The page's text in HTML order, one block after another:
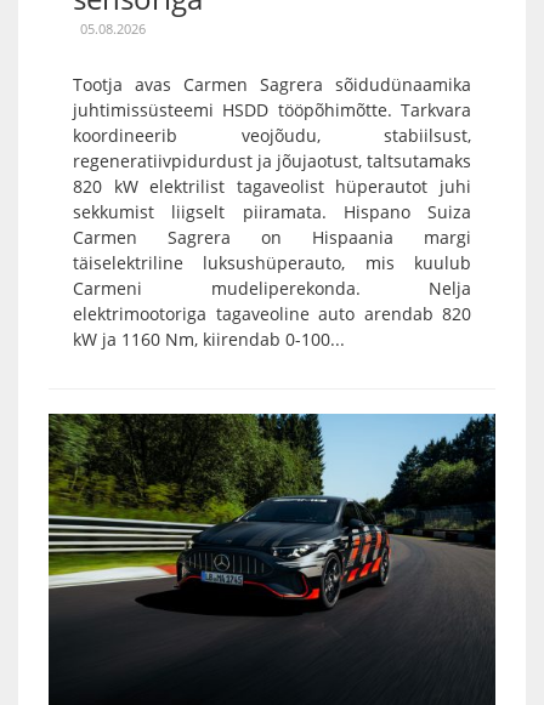
05.08.2026
Tootja avas Carmen Sagrera sõidudünaamika
juhtimissüsteemi HSDD tööpõhimõtte. Tarkvara
koordineerib veojõudu, stabiilsust,
regeneratiivpidurdust ja jõujaotust, taltsutamaks
820 kW elektrilist tagaveolist hüperautot juhi
sekkumist liigselt piiramata. Hispano Suiza
Carmen Sagrera on Hispaania margi
täiselektriline luksushüperauto, mis kuulub
Carmeni mudeliperekonda. Nelja
elektrimootoriga tagaveoline auto arendab 820
kW ja 1160 Nm, kiirendab 0-100...